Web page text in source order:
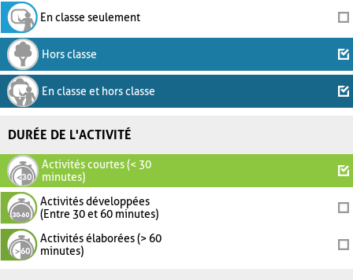
En classe seulement
Hors classe
En classe et hors classe
DURÉE DE L'ACTIVITÉ
Activités courtes (< 30
minutes)
Activités développées
(Entre 30 et 60 minutes)
Activités élaborées (> 60
minutes)